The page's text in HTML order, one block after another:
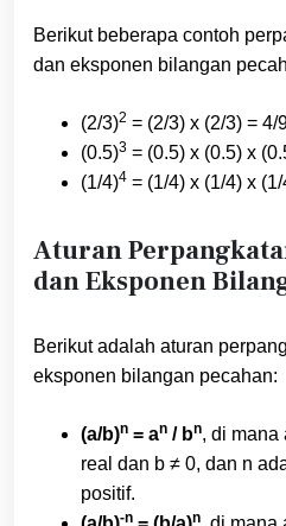
Berikut beberapa contoh
dan eksponen bilangan
(2/3)2 = (2/3) x (2/3) = 4/
(0.5)3 = (0.5) x (0.5) x
(1/4)4 = (1/4) x (1/4) x
Aturan
dan Eksponen
Berikut adalah aturan
eksponen bilangan pecahan:
(a/b)n = an / bn, di mana
real dan b ≠ 0, dan n
positif.
-n n